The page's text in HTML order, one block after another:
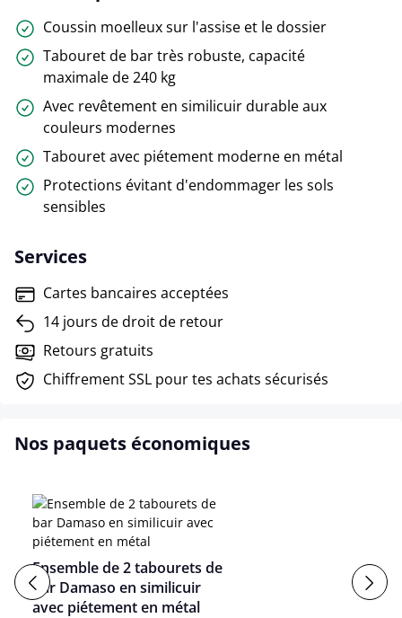
Coussin moelleux sur l'assise et le dossier
Tabouret de bar très robuste, capacité
maximale de 240 kg
Avec revêtement en similicuir durable aux
couleurs modernes
Tabouret avec piétement moderne en métal
Protections évitant d'endommager les sols
sensibles
Services
Cartes bancaires acceptées
14 jours de droit de retour
Retours gratuits
Chiffrement SSL pour tes achats sécurisés
Nos paquets économiques
Ensemble de 2 tabourets de
bar Damaso en similicuir
avec piétement en métal